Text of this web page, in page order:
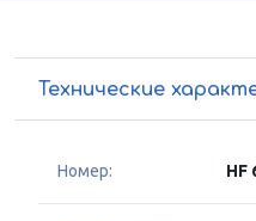
Технические
Номер: HF